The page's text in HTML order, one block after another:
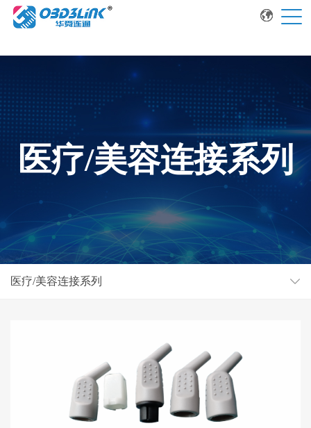
医疗/美容连接系列
医疗/美容连接系列